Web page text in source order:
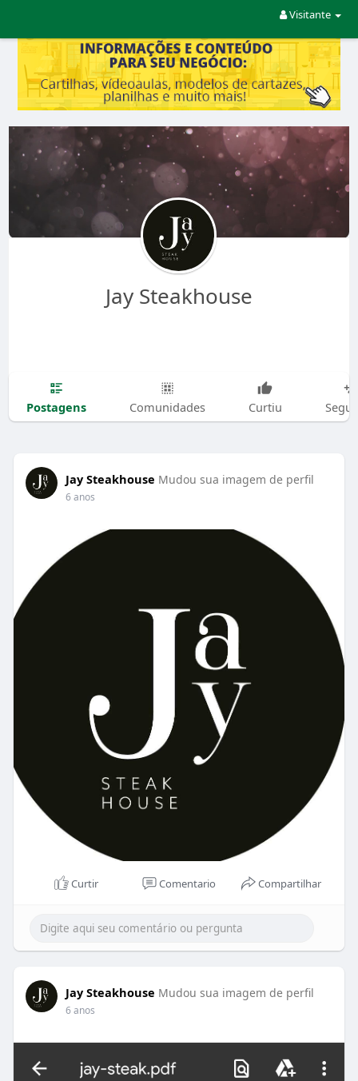
Visitante
Jay Steakhouse
Postagens Comunidades Curtiu
Jay Steakhouse Mudou sua imagem de perfil
6 anos
Curtir Comentario Compartilhar
Jay Steakhouse Mudou sua imagem de perfil
6 anos